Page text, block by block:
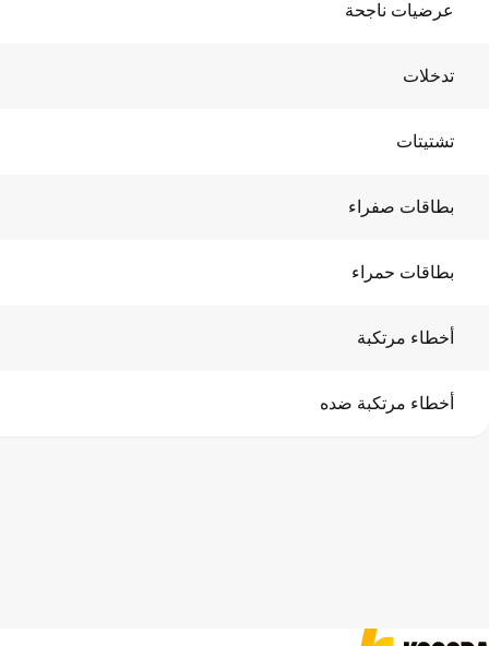
عرضيات ناجحة
تدخلات
تشتيتات
بطاقات صفراء
بطاقات حمراء
أخطاء مرتكبة
أخطاء مرتكبة ضده